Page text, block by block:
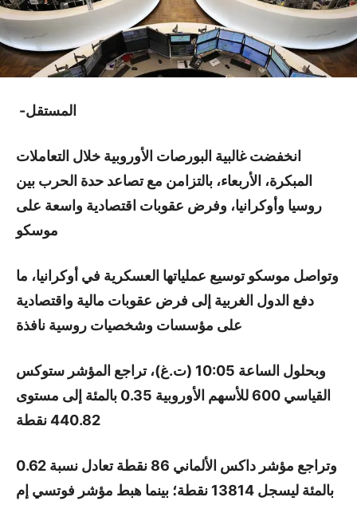
المستقل-
انخفضت غالبية البورصات الأوروبية خلال التعاملات
المبكرة، الأربعاء، بالتزامن مع تصاعد حدة الحرب بين
روسيا وأوكرانيا، وفرض عقوبات اقتصادية واسعة على
موسكو
وتواصل موسكو توسيع عملياتها العسكرية في أوكرانيا، ما
دفع الدول الغربية إلى فرض عقوبات مالية واقتصادية
على مؤسسات وشخصيات روسية نافذة
وبحلول الساعة 10:05 (ت.غ)، تراجع المؤشر ستوكس
القياسي 600 للأسهم الأوروبية 0.35 بالمئة إلى مستوى
440.82 نقطة
وتراجع مؤشر داكس الألماني 86 نقطة تعادل نسبة 0.62
بالمئة ليسجل 13814 نقطة؛ بينما هبط مؤشر فوتسي إم